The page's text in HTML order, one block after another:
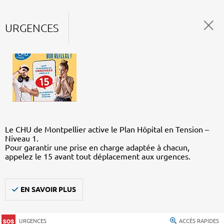
URGENCES
Le CHU de Montpellier active le Plan Hôpital en Tension –
Niveau 1.
Pour garantir une prise en charge adaptée à chacun,
appelez le 15 avant tout déplacement aux urgences.
EN SAVOIR PLUS
URGENCES ACCÈS RAPIDES